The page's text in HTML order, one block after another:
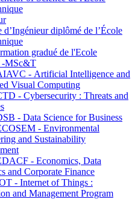
d’Ingénieur diplômé de l’École
gradué de l'Ecole
-MSc&T
- Artificial Intelligence and
Visual Computing
- Cybersecurity : Threats and
- Data Science for Business
- Environmental
and Sustainability
- Economics, Data
and Corporate Finance
- Internet of Things :
and Management Program